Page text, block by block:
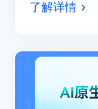
了解详情